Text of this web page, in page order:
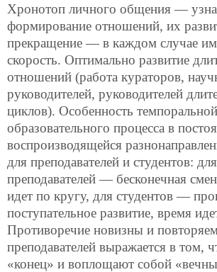
Хронотоп личного общения —
формирование отношений, их
прекращение — в каждом случае
скорость. Оптимально развитие
отношений (работа кураторов,
руководителей, руководителей
циклов). Особенность
образовательного процесса в
воспроизводящейся
для преподавателей и студентов: для
преподавателей — бесконечная
идет по кругу, для студентов —
поступательное развитие, время
Противоречие новизны и
преподавателей выражается в том,
«конец» и воплощают собой